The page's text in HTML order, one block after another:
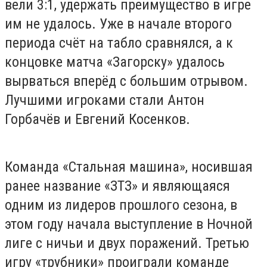
вели 3:1, удержать преимущество в игре
им не удалось. Уже в начале второго
периода счёт на табло сравнялся, а к
концовке матча «Загорску» удалось
вырваться вперёд с большим отрывом.
Лучшими игроками стали Антон
Горбачёв и Евгений Косенков.
Команда «Стальная машина», носившая
ранее название «ЗТЗ» и являющаяся
одним из лидеров прошлого сезона, в
этом году начала выступление в Ночной
лиге с ничьи и двух поражений. Третью
игру «трубники» проиграли команде